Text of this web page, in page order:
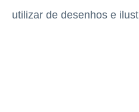
utilizar de desenhos e